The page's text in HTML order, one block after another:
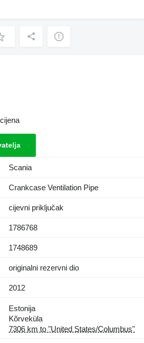
Scania
Crankcase Ventilation Pipe
cijevni priključak
1786768
1748689
originalni rezervni dio
2012
Estonija
Kõrveküla
7306 km to "United States/Columbus"